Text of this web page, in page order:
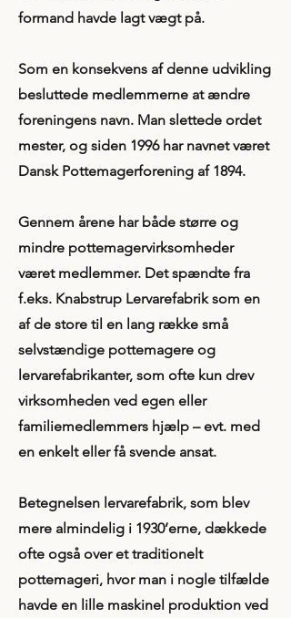
formand havde lagt vægt på.
Som en konsekvens af denne udvikling
besluttede medlemmerne at ændre
foreningens navn. Man slettede ordet
mester, og siden 1996 har navnet været
Dansk Pottemagerforening af 1894.
Gennem årene har både større og
mindre pottemagervirksomheder
været medlemmer. Det spændte fra
f.eks. Knabstrup Lervarefabrik som en
af de store til en lang række små
selvstændige pottemagere og
lervarefabrikanter, som ofte kun drev
virksomheden ved egen eller
familiemedlemmers hjælp – evt. med
en enkelt eller få svende ansat.
Betegnelsen lervarefabrik, som blev
mere almindelig i 1930’erne, dækkede
ofte også over et traditionelt
pottemageri, hvor man i nogle tilfælde
havde en lille maskinel produktion ved